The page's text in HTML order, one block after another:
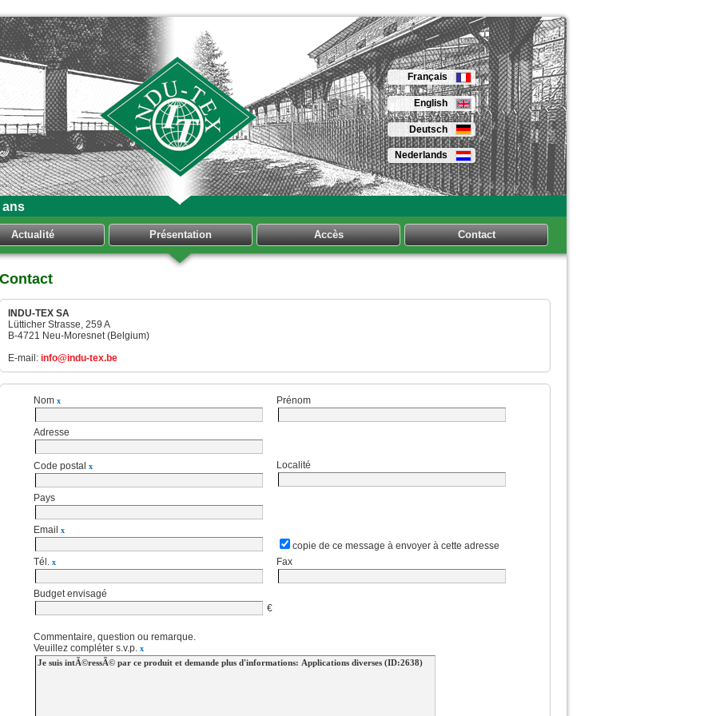
ans
Français
English
Deutsch
Nederlands
Actualité Présentation Accès Contact
Contact
INDU-TEX SA
Lütticher Strasse, 259 A
B-4721 Neu-Moresnet (Belgium)
E-mail: info@indu-tex.be
Nom x Prénom
Adresse
Code postal x Localité
Pays
Email x
copie de ce message à envoyer à cette adresse
Tél. x Fax
Budget envisagé
€
Commentaire, question ou remarque.
Veuillez compléter s.v.p. x